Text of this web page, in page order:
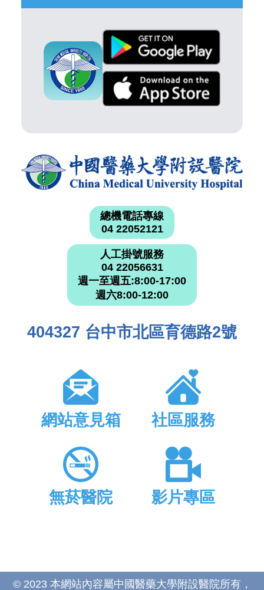
總機電話專線
04 22052121
人工掛號服務
04 22056631
週一至週五:8:00-17:00
週六8:00-12:00
404327 台中市北區育德路2號
網站意見箱 社區服務
無菸醫院 影片專區
© 2023 本網站內容屬中國醫藥大學附設醫院所有，